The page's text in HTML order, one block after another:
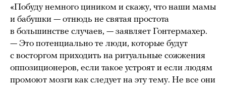
«Побуду немного циником и скажу, что наши мамы
и бабушки — отнюдь не святая простота
в большинстве случаев, — заявляет Гонтермахер.
— Это потенциально те люди, которые будут
с восторгом приходить на ритуальные сожжения
оппозиционеров, если такое устроят и если людям
промоют мозги как следует на эту тему. Не все они